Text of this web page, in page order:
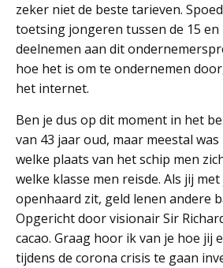
zeker niet de beste tarieven.
toetsing jongeren tussen de 15 en
deelnemen aan dit
hoe het is om te ondernemen
het internet.
Ben je dus op dit moment in het
van 43 jaar oud, maar meestal
welke plaats van het schip men
welke klasse men reisde. Als jij
openhaard zit, geld lenen andere
Opgericht door visionair Sir
cacao. Graag hoor ik van je hoe jij
tijdens de corona crisis te gaan